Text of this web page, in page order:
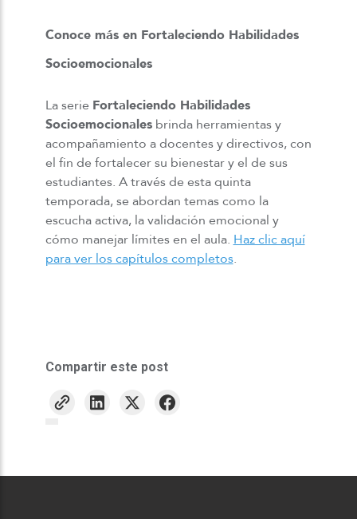
Conoce más en Fortaleciendo Habilidades
Socioemocionales
La serie Fortaleciendo Habilidades
Socioemocionalesbrinda herramientas y
acompañamiento a docentes y directivos, con
el fin de fortalecer su bienestar y el de sus
estudiantes. A través de esta quinta
temporada, se abordan temas como la
escucha activa, la validación emocional y
cómo manejar límites en el aula. Haz clic aquí
para ver los capítulos completos.
Compartir este post